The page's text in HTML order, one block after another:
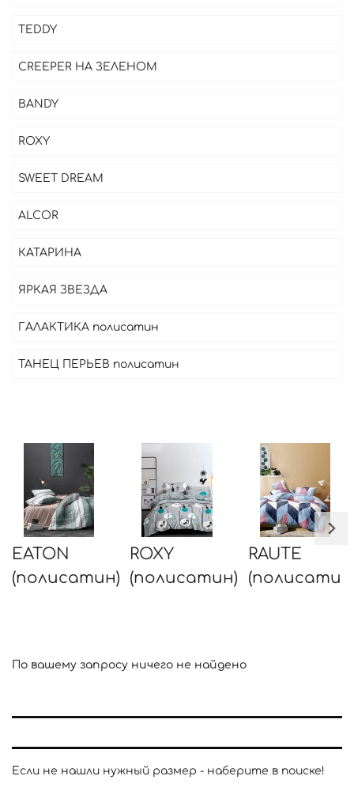
TEDDY
CREEPER НА ЗЕЛЕНОМ
BANDY
ROXY
SWEET DREAM
ALCOR
КАТАРИНА
ЯРКАЯ ЗВЕЗДА
ГАЛАКТИКА полисатин
ТАНЕЦ ПЕРЬЕВ полисатин
EATON
(полисатин)
ROXY
(полисатин)
RAUTE
По вашему запросу ничего не найдено
Если не нашли нужный размер - наберите в поиске!